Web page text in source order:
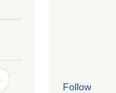
Follow